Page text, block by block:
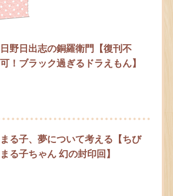
日野日出志の銅羅衛門【復刊不
可！ブラック過ぎるドラえもん】
まる子、夢について考える【ちび
まる子ちゃん 幻の封印回】